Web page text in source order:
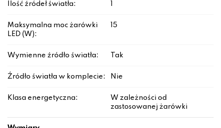
Ilość źródeł światła:
Maksymalna moc żarówki
LED (W):
15
Wymienne źródło światła: Tak
Źródło światła w komplecie: Nie
Klasa energetyczna:
W zależności od
zastosowanej żarówki